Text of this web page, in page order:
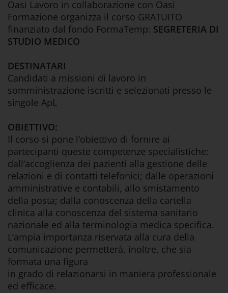
Oasi Lavoro in collaborazione con Oasi
Formazione organizza il corso GRATUITO
finanziato dal fondo FormaTemp: SEGRETERIA DI
STUDIO MEDICO
DESTINATARI
Candidati a missioni di lavoro in
somministrazione iscritti e selezionati presso le
singole ApL
OBIETTIVO:
Il corso si pone l’obiettivo di fornire ai
partecipanti queste competenze specialistiche:
dall’accoglienza dei pazienti alla gestione delle
relazioni e di contatti telefonici; dalle operazioni
amministrative e contabili, allo smistamento
della posta; dalla conoscenza della cartella
clinica alla conoscenza del sistema sanitario
nazionale ed alla terminologia medica specifica.
L’ampia importanza riservata alla cura della
comunicazione permetterà, inoltre, che sia
formata una figura
in grado di relazionarsi in maniera professionale
ed efficace.